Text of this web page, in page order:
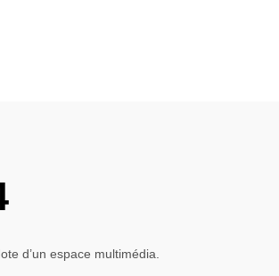
d’un espace multimédia.